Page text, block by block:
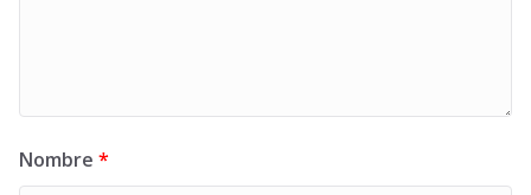
Nombre *